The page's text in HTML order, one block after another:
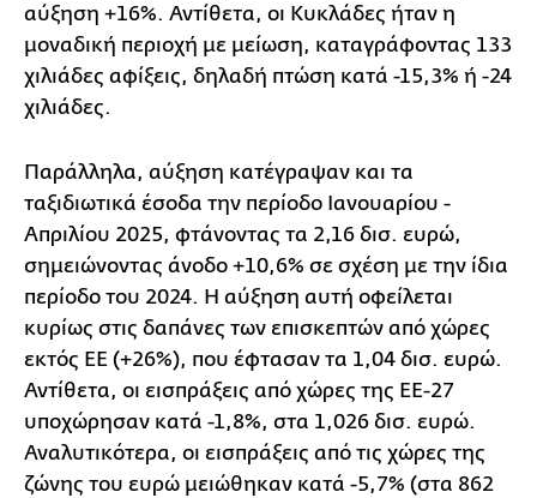
αύξηση +16%. Αντίθετα, οι Κυκλάδες ήταν η
μοναδική περιοχή με μείωση, καταγράφοντας 133
χιλιάδες αφίξεις, δηλαδή πτώση κατά -15,3% ή -24
χιλιάδες.
Παράλληλα, αύξηση κατέγραψαν και τα
ταξιδιωτικά έσοδα την περίοδο Ιανουαρίου -
Απριλίου 2025, φτάνοντας τα 2,16 δισ. ευρώ,
σημειώνοντας άνοδο +10,6% σε σχέση με την ίδια
περίοδο του 2024. Η αύξηση αυτή οφείλεται
κυρίως στις δαπάνες των επισκεπτών από χώρες
εκτός ΕΕ (+26%), που έφτασαν τα 1,04 δισ. ευρώ.
Αντίθετα, οι εισπράξεις από χώρες της ΕΕ-27
υποχώρησαν κατά -1,8%, στα 1,026 δισ. ευρώ.
Αναλυτικότερα, οι εισπράξεις από τις χώρες της
ζώνης του ευρώ μειώθηκαν κατά -5,7% (στα 862